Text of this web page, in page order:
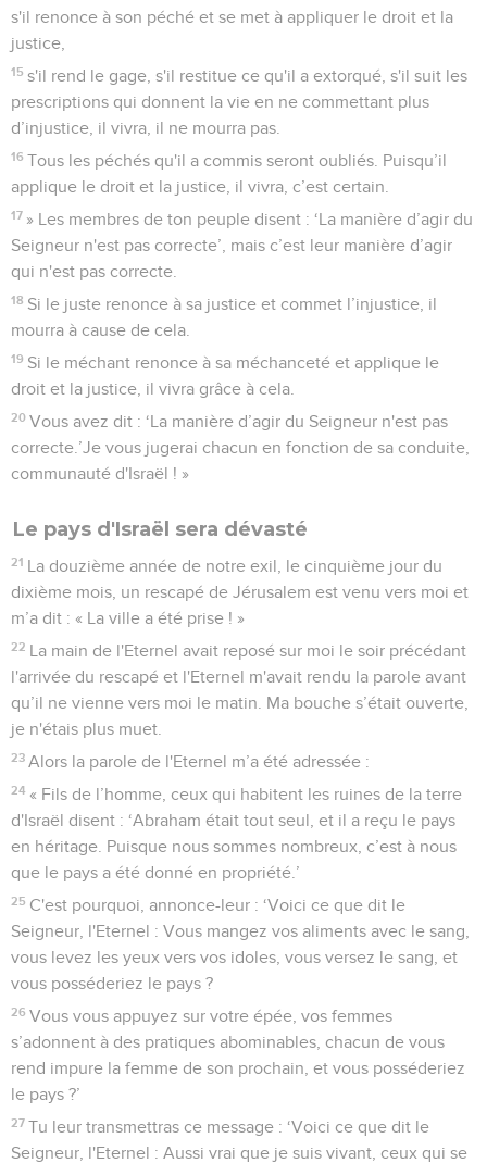
s'il renonce à son péché et se met à appliquer le droit et la
justice,
15 s'il rend le gage, s'il restitue ce qu'il a extorqué, s'il suit les
prescriptions qui donnent la vie en ne commettant plus
d’injustice, il vivra, il ne mourra pas.
16 Tous les péchés qu'il a commis seront oubliés. Puisqu’il
applique le droit et la justice, il vivra, c’est certain.
17 » Les membres de ton peuple disent : ‘La manière d’agir du
Seigneur n'est pas correcte’, mais c’est leur manière d’agir
qui n'est pas correcte.
18 Si le juste renonce à sa justice et commet l’injustice, il
mourra à cause de cela.
19 Si le méchant renonce à sa méchanceté et applique le
droit et la justice, il vivra grâce à cela.
20 Vous avez dit : ‘La manière d’agir du Seigneur n'est pas
correcte.’Je vous jugerai chacun en fonction de sa conduite,
communauté d'Israël ! »
Le pays d'Israël sera dévasté
21 La douzième année de notre exil, le cinquième jour du
dixième mois, un rescapé de Jérusalem est venu vers moi et
m’a dit : « La ville a été prise ! »
22 La main de l'Eternel avait reposé sur moi le soir précédant
l'arrivée du rescapé et l'Eternel m'avait rendu la parole avant
qu’il ne vienne vers moi le matin. Ma bouche s’était ouverte,
je n'étais plus muet.
23 Alors la parole de l'Eternel m’a été adressée :
24 « Fils de l’homme, ceux qui habitent les ruines de la terre
d'Israël disent : ‘Abraham était tout seul, et il a reçu le pays
en héritage. Puisque nous sommes nombreux, c’est à nous
que le pays a été donné en propriété.’
25 C'est pourquoi, annonce-leur : ‘Voici ce que dit le
Seigneur, l'Eternel : Vous mangez vos aliments avec le sang,
vous levez les yeux vers vos idoles, vous versez le sang, et
vous posséderiez le pays ?
26 Vous vous appuyez sur votre épée, vos femmes
s’adonnent à des pratiques abominables, chacun de vous
rend impure la femme de son prochain, et vous posséderiez
le pays ?’
27 Tu leur transmettras ce message : ‘Voici ce que dit le
Seigneur, l'Eternel : Aussi vrai que je suis vivant, ceux qui se